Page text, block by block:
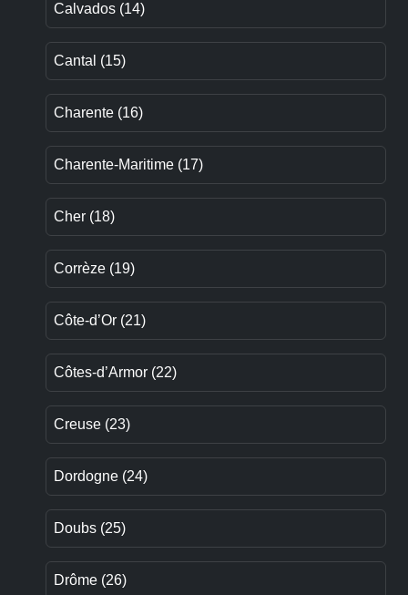
Calvados (14)
Cantal (15)
Charente (16)
Charente-Maritime (17)
Cher (18)
Corrèze (19)
Côte-d’Or (21)
Côtes-d’Armor (22)
Creuse (23)
Dordogne (24)
Doubs (25)
Drôme (26)